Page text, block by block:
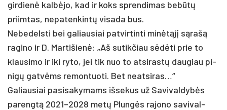
gir­dienė kalbė­jo, kad ir koks spren­di­mas be­būtų
priim­tas, ne­pa­ten­kintų vi­sa­da bus.
Ne­be­dels­ti bei ga­liau­siai pa­tvir­tin­ti minėtąjį sąrašą
ra­gi­no ir D. Mar­ti­šienė: „Aš su­tik­čiau sėdėti prie to
klau­si­mo ir iki ry­to, jei tik nuo to at­si­rastų dau­giau pi­
nigų gatvėms re­mon­tuo­ti. Bet neat­si­ras…“
Ga­liau­siai pa­si­sa­ky­mams iš­se­kus už Sa­vi­val­dybės
pa­rengtą 2021–2028 metų Plungės ra­jo­no sa­vi­val­